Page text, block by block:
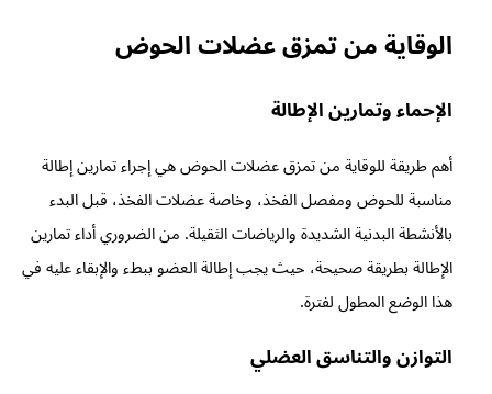
الوقاية من تمزق عضلات الحوض
الإحماء وتمارين الإطالة
أهم طريقة للوقاية من تمزق عضلات الحوض هي إجراء تمارين إطالة
مناسبة للحوض ومفصل الفخذ، وخاصة عضلات الفخذ، قبل البدء
بالأنشطة البدنية الشديدة والرياضات الثقيلة. من الضروري أداء تمارين
الإطالة بطريقة صحيحة، حيث يجب إطالة العضو ببطء والإبقاء عليه في
هذا الوضع المطول لفترة.
التوازن والتناسق العضلي